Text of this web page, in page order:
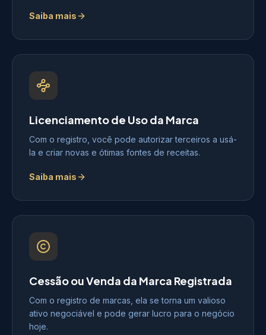
Saiba mais
Licenciamento de Uso da Marca
Com o registro, você pode autorizar terceiros a usá-
la e criar novas e ótimas fontes de receitas.
Saiba mais
Cessão ou Venda da Marca Registrada
Com o registro de marcas, ela se torna um valioso
ativo negociável e pode gerar lucro para o negócio
hoje.